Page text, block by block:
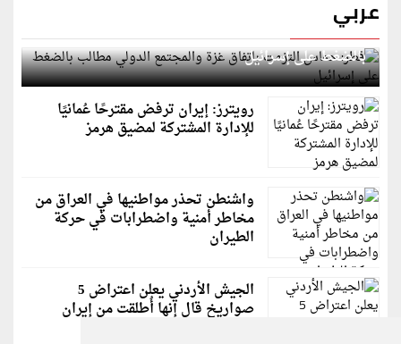
عربي
قطر: حماس التزمت باتفاق غزة والمجتمع الدولي مطالب
بالضغط على إسرائيل
رويترز: إيران ترفض مقترحًا عُمانيًا
للإدارة المشتركة لمضيق هرمز
واشنطن تحذر مواطنيها في العراق من
مخاطر أمنية واضطرابات في حركة
الطيران
الجيش الأردني يعلن اعتراض 5
صواريخ قال إنها أُطلقت من إيران